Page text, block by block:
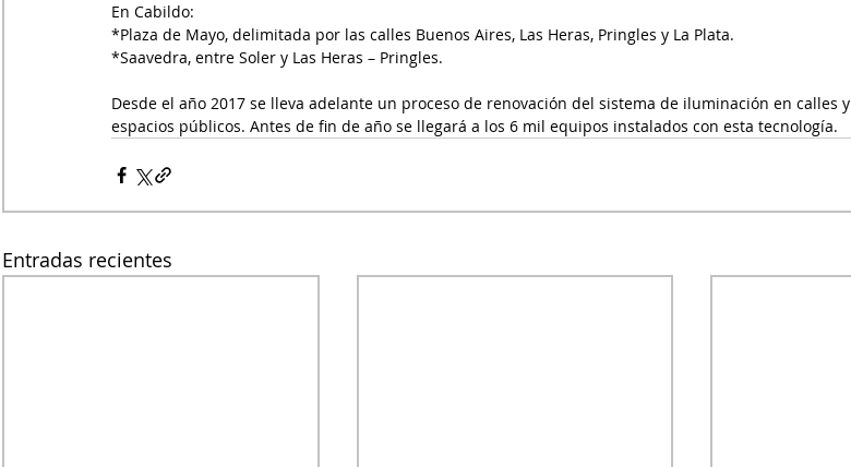
En Cabildo:
*Plaza de Mayo, delimitada por las calles Buenos Aires, Las Heras, Pringles y La Plata.
*Saavedra, entre Soler y Las Heras – Pringles.
Desde el año 2017 se lleva adelante un proceso de renovación del sistema de iluminación en calles y
espacios públicos. Antes de fin de año se llegará a los 6 mil equipos instalados con esta tecnología.
Entradas recientes